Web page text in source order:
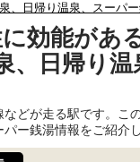
、日帰り温泉、スーパ
効能があ
日帰り温
どが走る駅です。こ
ー銭湯情報をご紹介し